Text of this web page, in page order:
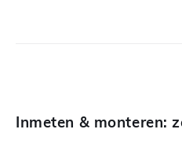
Inmeten & monteren: